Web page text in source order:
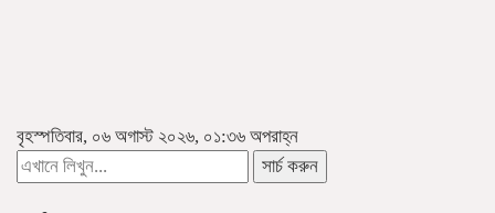
বৃহস্পতিবার, ০৬ অগাস্ট ২০২৬, ০১:৩৬ অপরাহ্ন
সার্চ করুন